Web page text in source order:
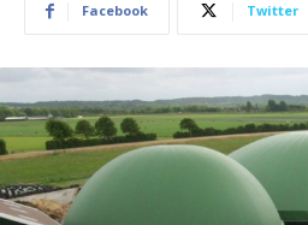
Facebook Twitter